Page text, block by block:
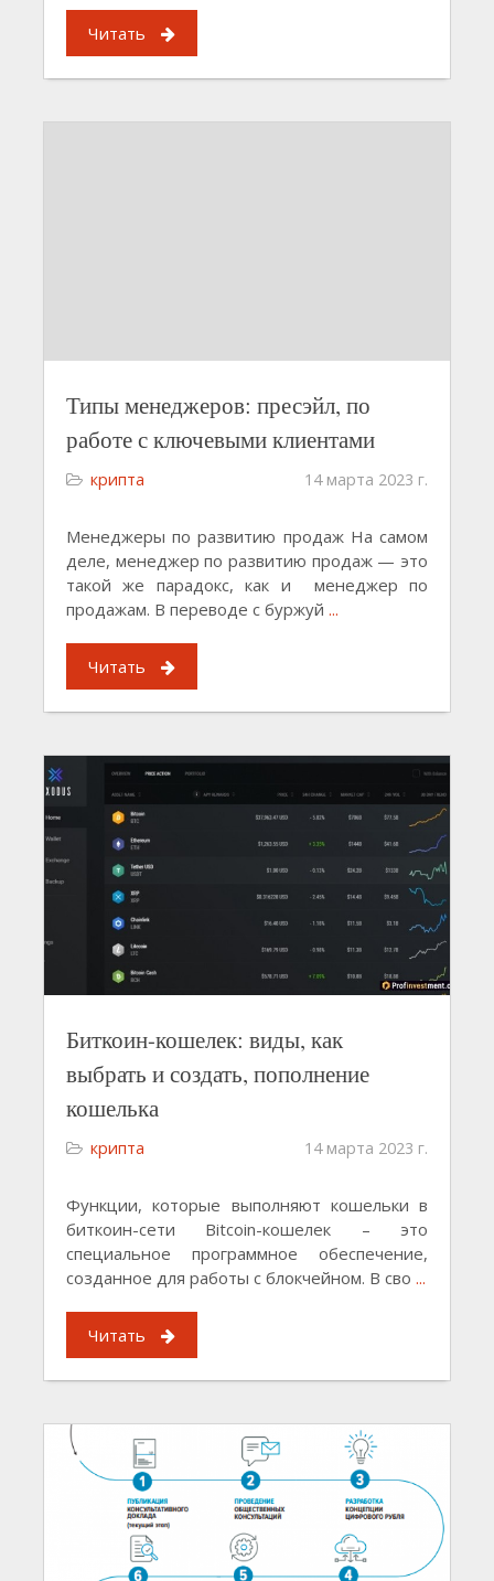
Читать
Типы менеджеров: пресэйл, по
работе с ключевыми клиентами
крипта 14 марта 2023 г.
Менеджеры по развитию продаж На самом
деле, менеджер по развитию продаж — это
такой же парадокс, как и менеджер по
продажам. В переводе с буржуй ...
Читать
Биткоин-кошелек: виды, как
выбрать и создать, пополнение
кошелька
крипта 14 марта 2023 г.
Функции, которые выполняют кошельки в
биткоин-сети Bitcoin-кошелек – это
специальное программное обеспечение,
созданное для работы с блокчейном. В сво ...
Читать